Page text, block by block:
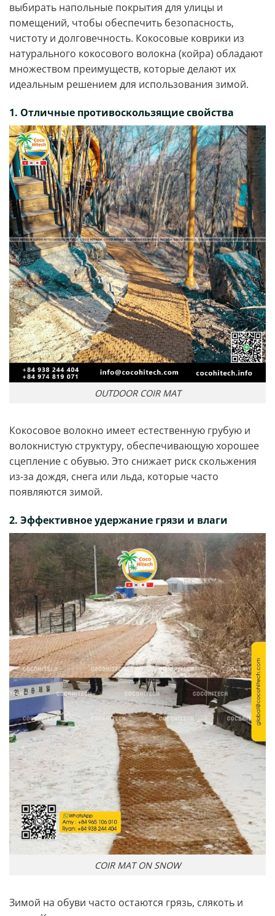
выбирать напольные покрытия для улицы и
помещений, чтобы обеспечить безопасность,
чистоту и долговечность. Кокосовые коврики из
натурального кокосового волокна (койра) обладают
множеством преимуществ, которые делают их
идеальным решением для использования зимой.
1. Отличные противоскользящие свойства
OUTDOOR COIR MAT
Кокосовое волокно имеет естественную грубую и
волокнистую структуру, обеспечивающую хорошее
сцепление с обувью. Это снижает риск скольжения
из-за дождя, снега или льда, которые часто
появляются зимой.
2. Эффективное удержание грязи и влаги
COIR MAT ON SNOW
Зимой на обуви часто остаются грязь, слякоть и